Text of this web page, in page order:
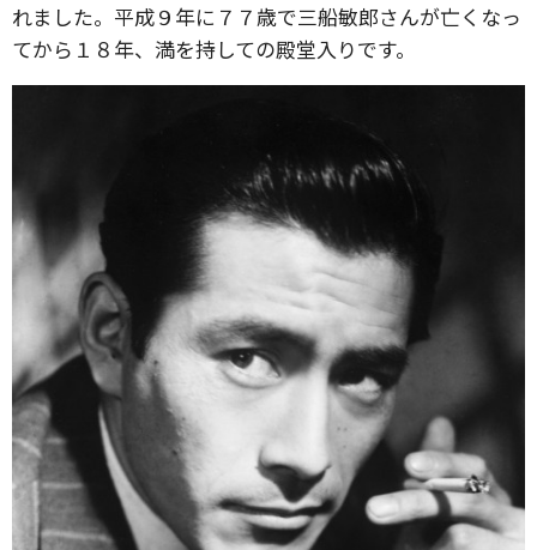
れました。平成９年に７７歳で三船敏郎さんが亡くなっ
てから１８年、満を持しての殿堂入りです。